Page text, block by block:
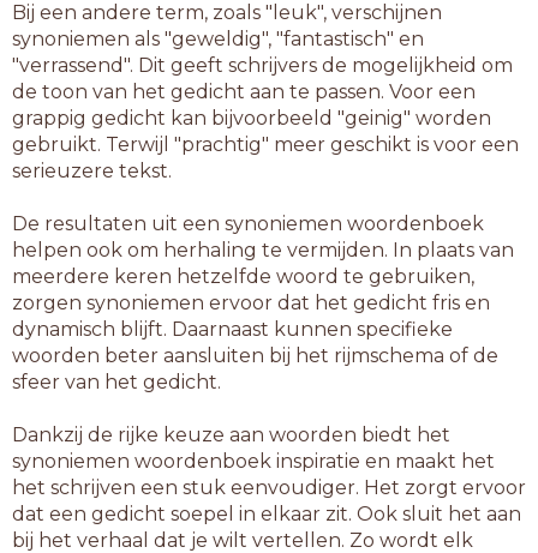
Bij een andere term, zoals "leuk", verschijnen
synoniemen als "geweldig", "fantastisch" en
"verrassend". Dit geeft schrijvers de mogelijkheid om
de toon van het gedicht aan te passen. Voor een
grappig gedicht kan bijvoorbeeld "geinig" worden
gebruikt. Terwijl "prachtig" meer geschikt is voor een
serieuzere tekst.
De resultaten uit een synoniemen woordenboek
helpen ook om herhaling te vermijden. In plaats van
meerdere keren hetzelfde woord te gebruiken,
zorgen synoniemen ervoor dat het gedicht fris en
dynamisch blijft. Daarnaast kunnen specifieke
woorden beter aansluiten bij het rijmschema of de
sfeer van het gedicht.
Dankzij de rijke keuze aan woorden biedt het
synoniemen woordenboek inspiratie en maakt het
het schrijven een stuk eenvoudiger. Het zorgt ervoor
dat een gedicht soepel in elkaar zit. Ook sluit het aan
bij het verhaal dat je wilt vertellen. Zo wordt elk